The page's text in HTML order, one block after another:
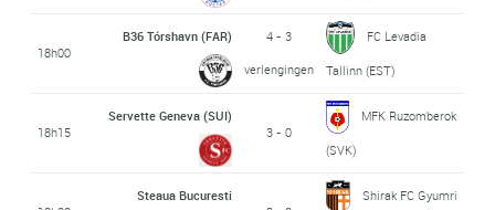
18h00
B36 Tórshavn (FAR)
4 - 3
verlengingen
FC Levadia
Tallinn (EST)
18h15
Servette Geneva (SUI)
3 - 0
MFK Ruzomberok
(SVK)
Steaua Bucuresti
Shirak FC Gyumri